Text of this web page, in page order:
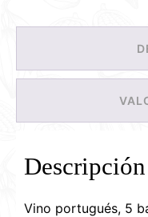
Descripción
Vino portugués, 5